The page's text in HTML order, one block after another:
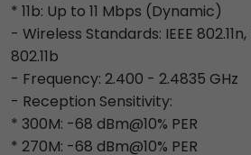
* 11b: Up to 11 Mbps (Dynamic)
- Wireless Standards: IEEE 802.11n,
802.11b
- Frequency: 2.400 - 2.4835 GHz
- Reception Sensitivity:
* 300M: -68 dBm@10% PER
* 270M: -68 dBm@10% PER